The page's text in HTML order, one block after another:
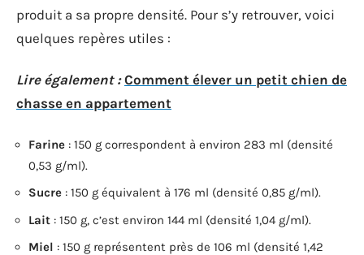
produit a sa propre densité. Pour s’y retrouver, voici
quelques repères utiles :
Lire également : Comment élever un petit chien de
chasse en appartement
Farine : 150 g correspondent à environ 283 ml (densité
0,53 g/ml).
Sucre : 150 g équivalent à 176 ml (densité 0,85 g/ml).
Lait : 150 g, c’est environ 144 ml (densité 1,04 g/ml).
Miel : 150 g représentent près de 106 ml (densité 1,42